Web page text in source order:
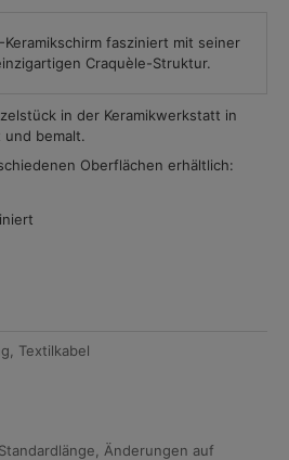
Keramikschirm fasziniert mit seiner
Craquèle-Struktur.
in der Keramikwerkstatt in
bemalt.
Oberflächen erhältlich:
Textilkabel
Änderungen auf